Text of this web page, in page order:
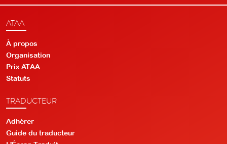
ATAA
À propos
Organisation
Prix ATAA
Statuts
TRADUCTEUR
Adhérer
Guide du traducteur